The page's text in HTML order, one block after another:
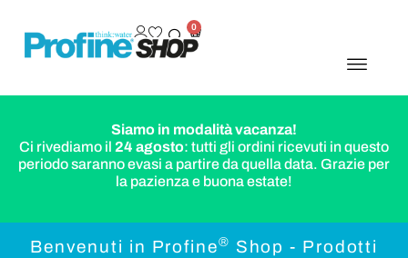
0
Siamo in modalità vacanza!
Ci rivediamo il 24 agosto: tutti gli ordini ricevuti in questo
periodo saranno evasi a partire da quella data. Grazie per
la pazienza e buona estate!
Benvenuti in Profine® Shop - Prodotti